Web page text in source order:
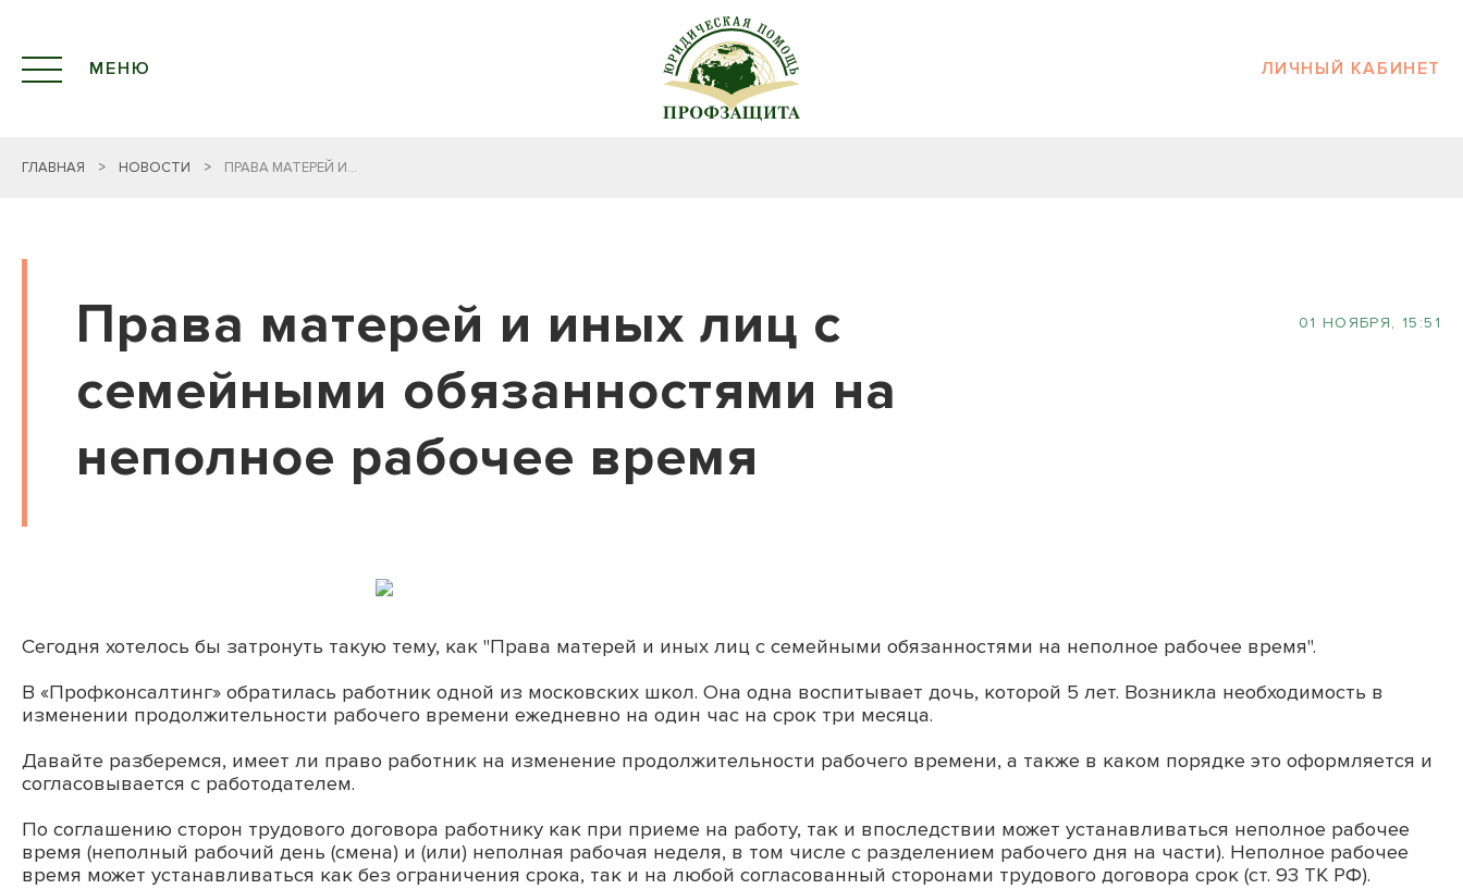
МЕНЮ ЛИЧНЫЙ КАБИНЕТ
ГЛАВНАЯ > НОВОСТИ > ПРАВА МАТЕРЕЙ И...
Права матерей и иных лиц с
семейными обязанностями на
неполное рабочее время
01 НОЯБРЯ, 15:51
Сегодня хотелось бы затронуть такую тему, как "Права матерей и иных лиц с семейными обязанностями на неполное рабочее время".
В «Профконсалтинг» обратилась работник одной из московских школ. Она одна воспитывает дочь, которой 5 лет. Возникла необходимость в
изменении продолжительности рабочего времени ежедневно на один час на срок три месяца.
Давайте разберемся, имеет ли право работник на изменение продолжительности рабочего времени, а также в каком порядке это оформляется и
согласовывается с работодателем.
По соглашению сторон трудового договора работнику как при приеме на работу, так и впоследствии может устанавливаться неполное рабочее
время (неполный рабочий день (смена) и (или) неполная рабочая неделя, в том числе с разделением рабочего дня на части). Неполное рабочее
время может устанавливаться как без ограничения срока, так и на любой согласованный сторонами трудового договора срок (ст. 93 ТК РФ).